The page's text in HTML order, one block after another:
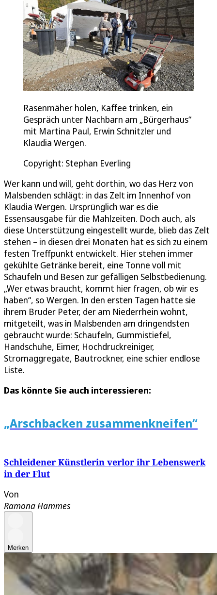
Rasenmäher holen, Kaffee trinken, ein
Gespräch unter Nachbarn am „Bürgerhaus“
mit Martina Paul, Erwin Schnitzler und
Klaudia Wergen.
Copyright: Stephan Everling
Wer kann und will, geht dorthin, wo das Herz von
Malsbenden schlägt: in das Zelt im Innenhof von
Klaudia Wergen. Ursprünglich war es die
Essensausgabe für die Mahlzeiten. Doch auch, als
diese Unterstützung eingestellt wurde, blieb das Zelt
stehen – in diesen drei Monaten hat es sich zu einem
festen Treffpunkt entwickelt. Hier stehen immer
gekühlte Getränke bereit, eine Tonne voll mit
Schaufeln und Besen zur gefälligen Selbstbedienung.
„Wer etwas braucht, kommt hier fragen, ob wir es
haben“, so Wergen. In den ersten Tagen hatte sie
ihrem Bruder Peter, der am Niederrhein wohnt,
mitgeteilt, was in Malsbenden am dringendsten
gebraucht wurde: Schaufeln, Gummistiefel,
Handschuhe, Eimer, Hochdruckreiniger,
Stromaggregate, Bautrockner, eine schier endlose
Liste.
Das könnte Sie auch interessieren:
„Arschbacken zusammenkneifen“
Schleidener Künstlerin verlor ihr Lebenswerk
in der Flut
Von
Ramona Hammes
Merken